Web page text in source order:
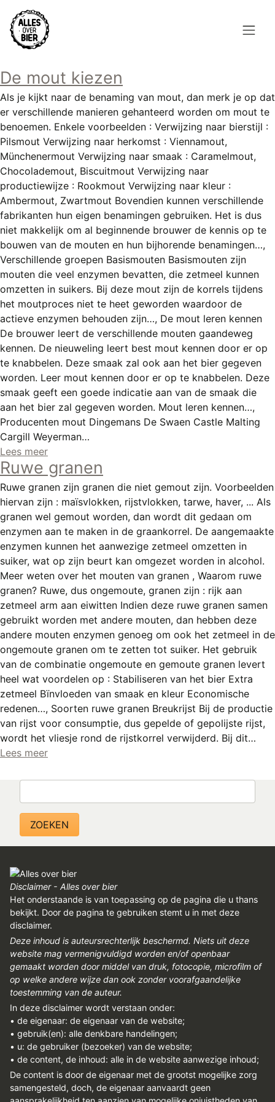
Overslaan
en
naar
gaan
Topmenu
INLOGGEN
REGISTREREN
ADVERTEREN
MELDPUNT
PERS/PUBLICATIES
FACEBOOK
LINKS
Hoofdnavigatie
HOME
BROUWEN
BLOG
AANBOD
AGENDA
CONTACT
De mout kiezen
Als je kijkt naar de benaming van mout, dan merk je op dat
er verschillende manieren gehanteerd worden om mout te
benoemen. Enkele voorbeelden : Verwijzing naar bierstijl :
Pilsmout Verwijzing naar herkomst : Viennamout,
Münchenermout Verwijzing naar smaak : Caramelmout,
Chocolademout, Biscuitmout Verwijzing naar
productiewijze : Rookmout Verwijzing naar kleur :
Ambermout, Zwartmout Bovendien kunnen verschillende
fabrikanten hun eigen benamingen gebruiken. Het is dus
niet makkelijk om al beginnende brouwer de kennis op te
bouwen van de mouten en hun bijhorende benamingen…,
Verschillende groepen Basismouten Basismouten zijn
mouten die veel enzymen bevatten, die zetmeel kunnen
omzetten in suikers. Bij deze mout zijn de korrels tijdens
het moutproces niet te heet geworden waardoor de
actieve enzymen behouden zijn…, De mout leren kennen
De brouwer leert de verschillende mouten gaandeweg
kennen. De nieuweling leert best mout kennen door er op
te knabbelen. Deze smaak zal ook aan het bier gegeven
worden. Leer mout kennen door er op te knabbelen. Deze
smaak geeft een goede indicatie aan van de smaak die
aan het bier zal gegeven worden. Mout leren kennen…,
Producenten mout Dingemans De Swaen Castle Malting
Cargill Weyerman…
Lees meer
Ruwe granen
Ruwe granen zijn granen die niet gemout zijn. Voorbeelden
hiervan zijn : maïsvlokken, rijstvlokken, tarwe, haver, ... Als
granen wel gemout worden, dan wordt dit gedaan om
enzymen aan te maken in de graankorrel. De aangemaakte
enzymen kunnen het aanwezige zetmeel omzetten in
suiker, wat op zijn beurt kan omgezet worden in alcohol.
Meer weten over het mouten van granen , Waarom ruwe
granen? Ruwe, dus ongemoute, granen zijn : rijk aan
zetmeel arm aan eiwitten Indien deze ruwe granen samen
gebruikt worden met andere mouten, dan hebben deze
andere mouten enzymen genoeg om ook het zetmeel in de
ongemoute granen om te zetten tot suiker. Het gebruik
van de combinatie ongemoute en gemoute granen levert
heel wat voordelen op : Stabiliseren van het bier Extra
zetmeel Bïnvloeden van smaak en kleur Economische
redenen…, Soorten ruwe granen Breukrijst Bij de productie
van rijst voor consumptie, dus gepelde of gepolijste rijst,
wordt het vliesje rond de rijstkorrel verwijderd. Bij dit…
Lees meer
Disclaimer - Alles over bier
Het onderstaande is van toepassing op de pagina die u thans
bekijkt. Door de pagina te gebruiken stemt u in met deze
disclaimer.
Deze inhoud is auteursrechterlijk beschermd. Niets uit deze
website mag vermenigvuldigd worden en/of openbaar
gemaakt worden door middel van druk, fotocopie, microfilm of
op welke andere wijze dan ook zonder voorafgaandelijke
toestemming van de auteur.
In deze disclaimer wordt verstaan onder:
• de eigenaar: de eigenaar van de website;
• gebruik(en): alle denkbare handelingen;
• u: de gebruiker (bezoeker) van de website;
• de content, de inhoud: alle in de website aanwezige inhoud;
De content is door de eigenaar met de grootst mogelijke zorg
samengesteld, doch, de eigenaar aanvaardt geen